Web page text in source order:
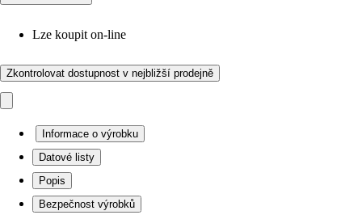
Lze koupit on-line
Zkontrolovat dostupnost v nejbližší prodejně
Informace o výrobku
Datové listy
Popis
Bezpečnost výrobků